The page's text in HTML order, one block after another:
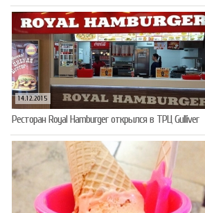
14.12.2015
Ресторан Royal Hamburger открылся в ТРЦ Gulliver